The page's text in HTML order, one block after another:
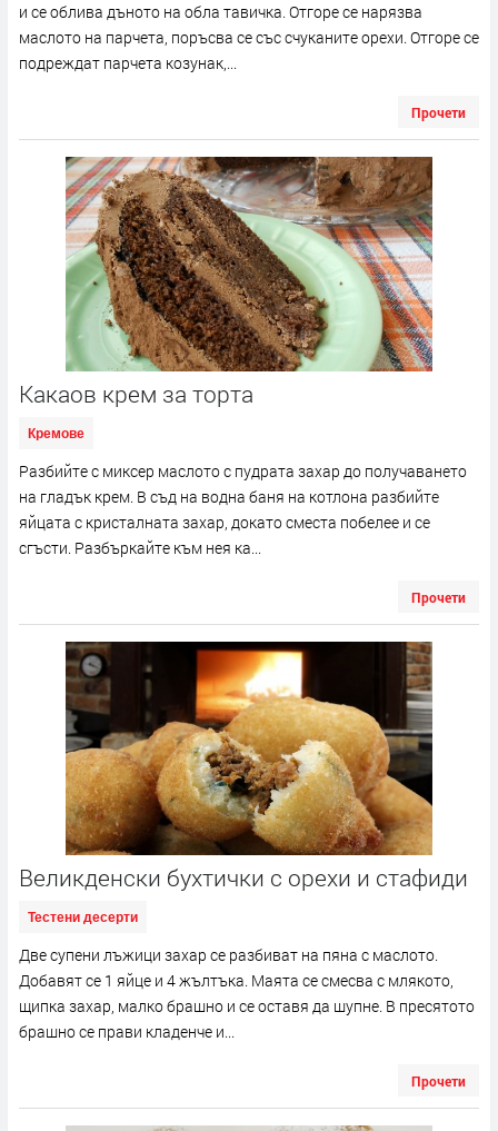
и се облива дъното на обла тавичка. Отгоре се нарязва
маслото на парчета, поръсва се със счуканите орехи. Отгоре се
подреждат парчета козунак,...
Прочети
Какаов крем за торта
Кремове
Разбийте с миксер маслото с пудрата захар до получаването
на гладък крем. В съд на водна баня на котлона разбийте
яйцата с кристалната захар, докато сместа побелее и се
сгъсти. Разбъркайте към нея ка...
Прочети
Великденски бухтички с орехи и стафиди
Тестени десерти
Две супени лъжици захар се разбиват на пяна с маслото.
Добавят се 1 яйце и 4 жълтъка. Маята се смесва с млякото,
щипка захар, малко брашно и се оставя да шупне. В пресятото
брашно се прави кладенче и...
Прочети